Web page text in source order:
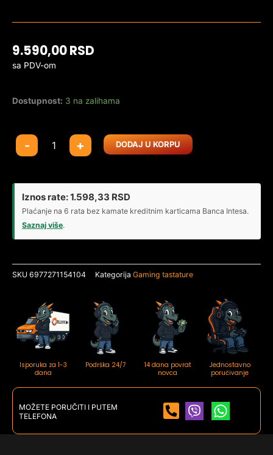
9.590,00RSD
sa PDV-om
Dostupnost: 3 na zalihama
-
Gaming
tastatura
Hall
Effect
topographic
+ DODAJ U KORPU
Iznos rate:1.598,33 RSD
Plaćanje na 6 rata bez kamate kreditnim karticama Banca Intesa.
Saznaj više.
SKU 6977271154104 Kategorija Gaming tastature
Isporuka za 1-3
dana
Podrška 24/7
14 dana povrat
novca
Jednostavno
poručivanje
MOŽETE PORUČITI I PUTEM
TELEFONA